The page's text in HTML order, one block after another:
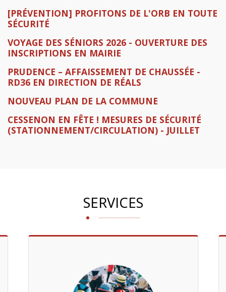
[PRÉVENTION] PROFITONS DE L'ORB EN TOUTE
SÉCURITÉ
VOYAGE DES SÉNIORS 2026 - OUVERTURE DES
INSCRIPTIONS EN MAIRIE
PRUDENCE – AFFAISSEMENT DE CHAUSSÉE -
RD36 EN DIRECTION DE RÉALS
NOUVEAU PLAN DE LA COMMUNE
CESSENON EN FÊTE ! MESURES DE SÉCURITÉ
(STATIONNEMENT/CIRCULATION) - JUILLET
SERVICES